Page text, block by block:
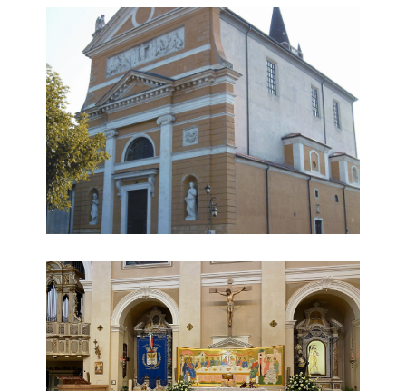
Foto Chiesa di Santa Maria Maggiore
Foto Altare Chiesa di Santa Maria Maggiore